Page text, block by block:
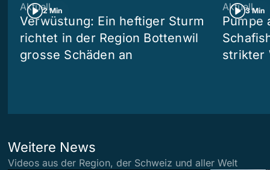
2 Min
Aktuell
Verwüstung: Ein heftiger Sturm
richtet in der Region Bottenwil
grosse Schäden an
3 Min
Aktuell
Pumpe
strikter
Weitere News
Videos aus der Region, der Schweiz und aller Welt